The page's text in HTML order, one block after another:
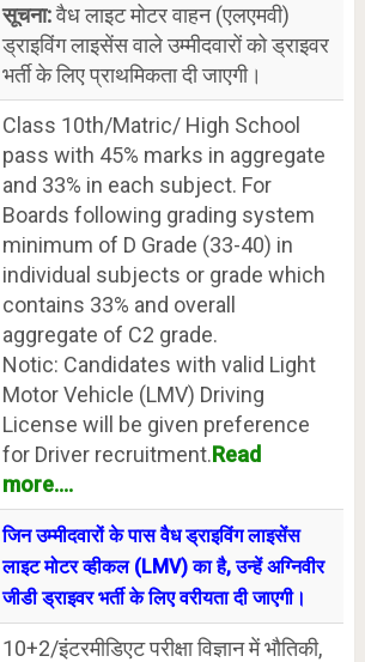
सूचना:वैध लाइट मोटर वाहन (एलएमवी)
ड्राइविंग लाइसेंस वाले उम्मीदवारों को ड्राइवर
भर्ती के लिए प्राथमिकता दी जाएगी।
Class 10th/Matric/ High School
pass with 45% marks in aggregate
and 33% in each subject. For
Boards following grading system
minimum of D Grade (33-40) in
individual subjects or grade which
contains 33% and overall
aggregate of C2 grade.
Notic: Candidates with valid Light
Motor Vehicle (LMV) Driving
License will be given preference
for Driver recruitment.Read
more....
जिन उम्मीदवारों के पास वैध ड्राइविंग लाइसेंस
लाइट मोटर व्हीकल (LMV) का है, उन्हें अग्निवीर
जीडी ड्राइवर भर्ती के लिए वरीयता दी जाएगी।
10+2/इंटरमीडिएट परीक्षा विज्ञान में भौतिकी,